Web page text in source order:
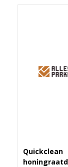
Quickclean